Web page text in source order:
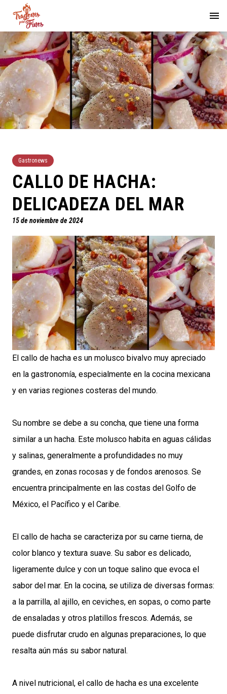
Gastronews
CALLO DE HACHA:
DELICADEZA DEL MAR
15 de noviembre de 2024
El callo de hacha es un molusco bivalvo muy apreciado
en la gastronomía, especialmente en la cocina mexicana
y en varias regiones costeras del mundo.
Su nombre se debe a su concha, que tiene una forma
similar a un hacha. Este molusco habita en aguas cálidas
y salinas, generalmente a profundidades no muy
grandes, en zonas rocosas y de fondos arenosos. Se
encuentra principalmente en las costas del Golfo de
México, el Pacífico y el Caribe.
El callo de hacha se caracteriza por su carne tierna, de
color blanco y textura suave. Su sabor es delicado,
ligeramente dulce y con un toque salino que evoca el
sabor del mar. En la cocina, se utiliza de diversas formas:
a la parrilla, al ajillo, en ceviches, en sopas, o como parte
de ensaladas y otros platillos frescos. Además, se
puede disfrutar crudo en algunas preparaciones, lo que
resalta aún más su sabor natural.
A nivel nutricional, el callo de hacha es una excelente